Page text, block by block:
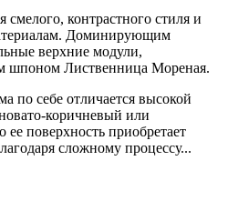
контрастного стиля и
Доминирующим
верхние модули,
шпоном Лиственница Мореная.
по себе отличается высокой
коричневый или
поверхность приобретает
сложному процессу...